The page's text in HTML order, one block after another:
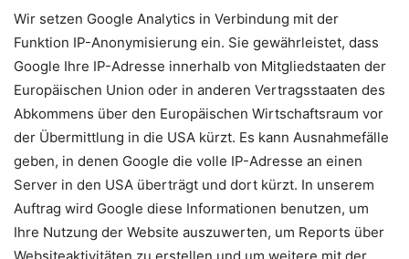
Wir setzen Google Analytics in Verbindung mit der
Funktion IP-Anonymisierung ein. Sie gewährleistet, dass
Google Ihre IP-Adresse innerhalb von Mitgliedstaaten der
Europäischen Union oder in anderen Vertragsstaaten des
Abkommens über den Europäischen Wirtschaftsraum vor
der Übermittlung in die USA kürzt. Es kann Ausnahmefälle
geben, in denen Google die volle IP-Adresse an einen
Server in den USA überträgt und dort kürzt. In unserem
Auftrag wird Google diese Informationen benutzen, um
Ihre Nutzung der Website auszuwerten, um Reports über